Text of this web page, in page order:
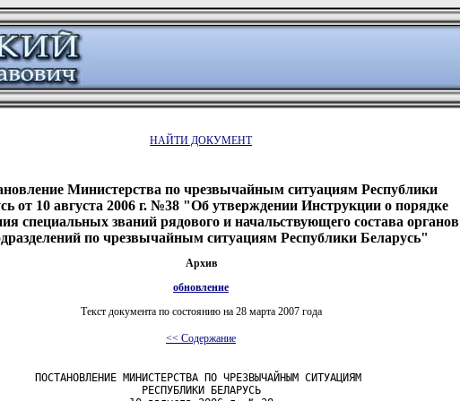
НАЙТИ ДОКУМЕНТ
Министерства по чрезвычайным ситуациям Республики
от 10 августа 2006 г. №38 "Об утверждении Инструкции о порядке
специальных званий рядового и начальствующего состава органов
по чрезвычайным ситуациям Республики Беларусь"
Архив
обновление
Текст документа по состоянию на 28 марта 2007 года
<< Содержание